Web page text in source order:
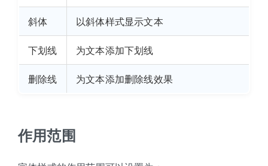
斜体 以斜体样式显示文本
下划线 为文本添加下划线
删除线 为文本添加删除线效果
作用范围